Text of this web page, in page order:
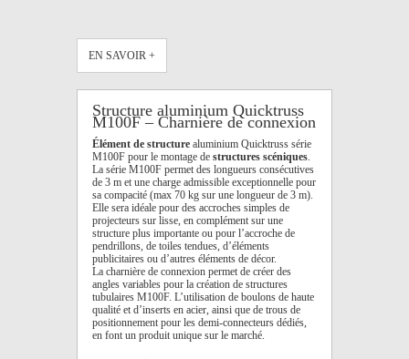
EN SAVOIR +
Structure aluminium Quicktruss
M100F – Charnière de connexion
Élément de structure aluminium Quicktruss série
M100F pour le montage de structures scéniques.
La série M100F permet des longueurs consécutives
de 3 m et une charge admissible exceptionnelle pour
sa compacité (max 70 kg sur une longueur de 3 m).
Elle sera idéale pour des accroches simples de
projecteurs sur lisse, en complément sur une
structure plus importante ou pour l’accroche de
pendrillons, de toiles tendues, d’éléments
publicitaires ou d’autres éléments de décor.
La charnière de connexion permet de créer des
angles variables pour la création de structures
tubulaires M100F. L’utilisation de boulons de haute
qualité et d’inserts en acier, ainsi que de trous de
positionnement pour les demi-connecteurs dédiés,
en font un produit unique sur le marché.